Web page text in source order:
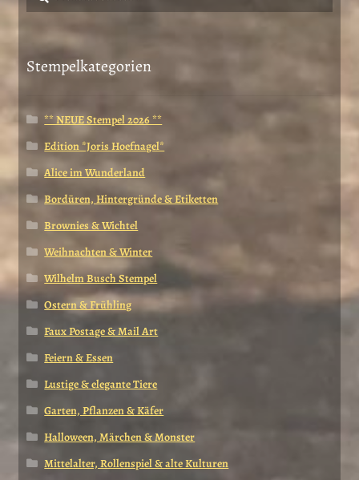
nach:
Stempelkategorien
** NEUE Stempel 2026 **
Edition *Joris Hoefnagel*
Alice im Wunderland
Bordüren, Hintergründe & Etiketten
Brownies & Wichtel
Weihnachten & Winter
Wilhelm Busch Stempel
Ostern & Frühling
Faux Postage & Mail Art
Feiern & Essen
Lustige & elegante Tiere
Garten, Pflanzen & Käfer
Halloween, Märchen & Monster
Mittelalter, Rollenspiel & alte Kulturen